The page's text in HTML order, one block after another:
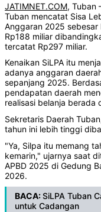
JATIMNET.COM, Tuban
Tuban mencatat Sisa
Anggaran 2025
Rp188 miliar
tercatat Rp297 miliar.
Kenaikan SiLPA itu
adanya anggaran
sepanjang 2025.
pendapatan daerah
realisasi belanja berada
Sekretaris Daerah
tahun ini lebih tinggi
"Ya, Silpa itu memang
kemarin," ujarnya saat
APBD 2025 di Gedung
2026.
BACA:SiLPA Tuban
untuk Cadangan